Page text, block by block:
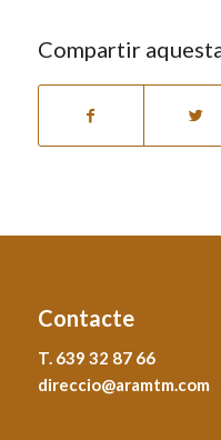
Compartir
Contacte
T. 639 32 87 66
direccio@aramtm.com